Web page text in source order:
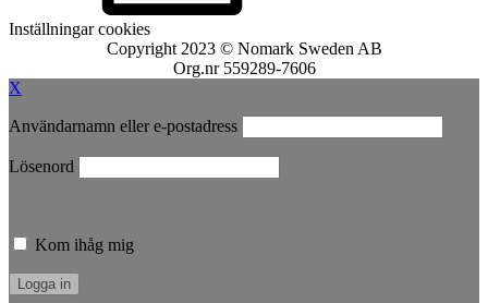
Inställningar cookies
Copyright 2023 © Nomark Sweden AB
Org.nr 559289-7606
X
Användarnamn eller e-postadress
Lösenord
Kom ihåg mig